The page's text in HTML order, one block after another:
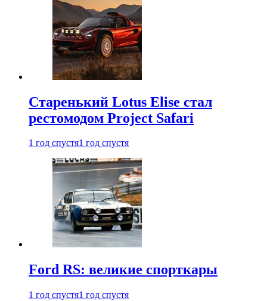
Старенький Lotus Elise стал
рестомодом Project Safari
1 год спустя1 год спустя
Ford RS: великие спорткары
1 год спустя1 год спустя